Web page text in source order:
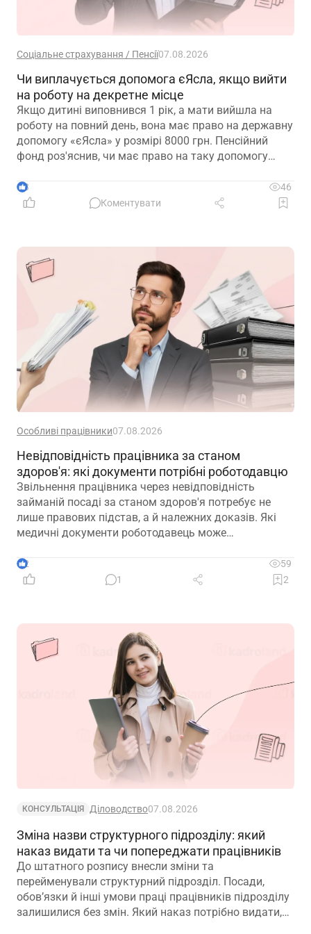
Соціальне страхування / Пенсії07.08.2026
Чи виплачується допомога єЯсла, якщо вийти
на роботу на декретне місце
Якщо дитині виповнився 1 рік, а мати вийшла на
роботу на повний день, вона має право на державну
допомогу «єЯсла» у розмірі 8000 грн. Пенсійний
фонд роз'яснив, чи має право на таку допомогу
3
46
Коментувати
Особливі працівники07.08.2026
Невідповідність працівника за станом
здоров'я: які документи потрібні роботодавцю
Звільнення працівника через невідповідність
займаній посаді за станом здоров'я потребує не
лише правових підстав, а й належних доказів. Які
медичні документи роботодавець може
обставини – розповідаємо далі
2
59
1
2
КОНСУЛЬТАЦІЯ Діловодство07.08.2026
Зміна назви структурного підрозділу: який
наказ видати та чи попереджати працівників
До штатного розпису внесли зміни та
перейменували структурний підрозділ. Посади,
обов’язки й інші умови праці працівників підрозділу
залишилися без змін. Який наказ потрібно видати,